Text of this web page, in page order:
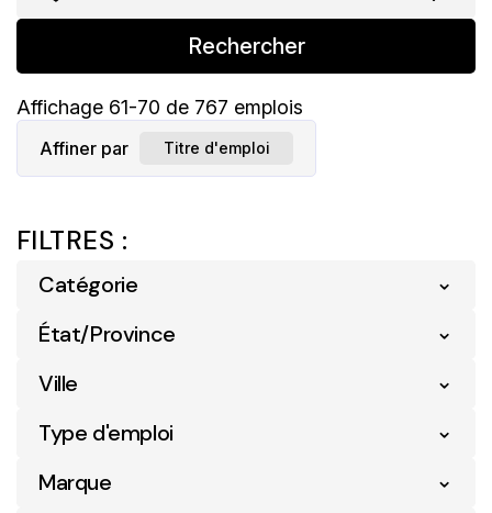
Rechercher
Affichage 61-70 de 767 emplois
Affiner par Titre d'emploi
FILTRES :
Catégorie
Détail
756
Logistique
Services Numériques Et Commerce
Électronique
1
Soutien Opérationnel 5
État/Province
Nouveau-Brunswick
5
Ontario
Ville
Acton Vale 4
Alma 14
Type d'emploi
Marque